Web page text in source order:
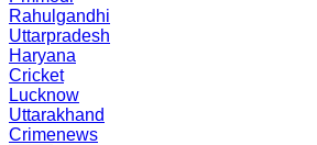
Rahulgandhi
Uttarpradesh
Haryana
Cricket
Lucknow
Uttarakhand
Crimenews